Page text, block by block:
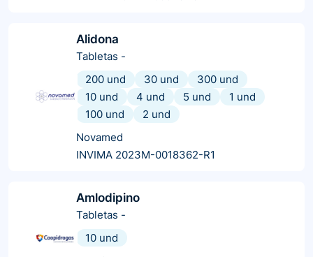
Alidona
Tabletas -
200 und
30 und
300 und
10 und
4 und 5 und
1 und
100 und
2 und
Novamed
INVIMA 2023M-0018362-R1
Amlodipino
Tabletas -
10 und